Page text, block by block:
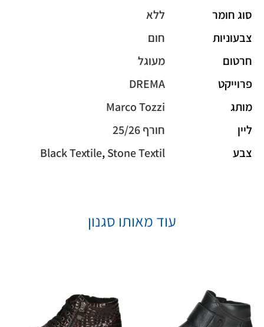
סוג חומר
ללא
צבעוניות
חום
חרטום
מעוגל
פרוייקט
DREMA
מותג
Marco Tozzi
ליין
חורף 25/26
צבע
Black Textile,Stone Textil
עוד מאותו סגנון